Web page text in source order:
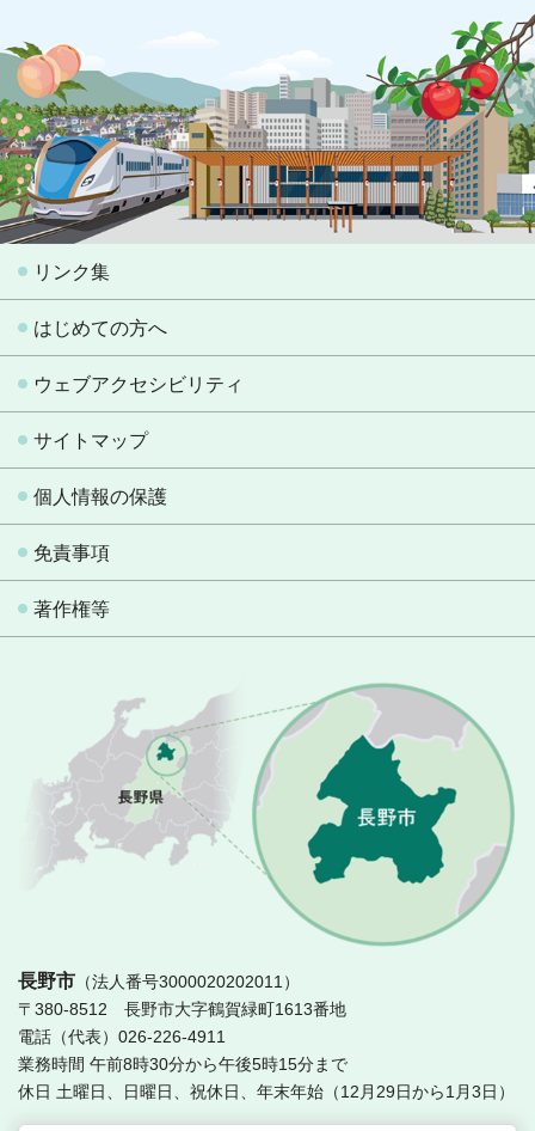
リンク集
はじめての方へ
ウェブアクセシビリティ
サイトマップ
個人情報の保護
免責事項
著作権等
長野市 （法人番号3000020202011）
〒380-8512 長野市大字鶴賀緑町1613番地
電話（代表）026-226-4911
業務時間 午前8時30分から午後5時15分まで
休日 土曜日、日曜日、祝休日、年末年始（12月29日から1月3日）